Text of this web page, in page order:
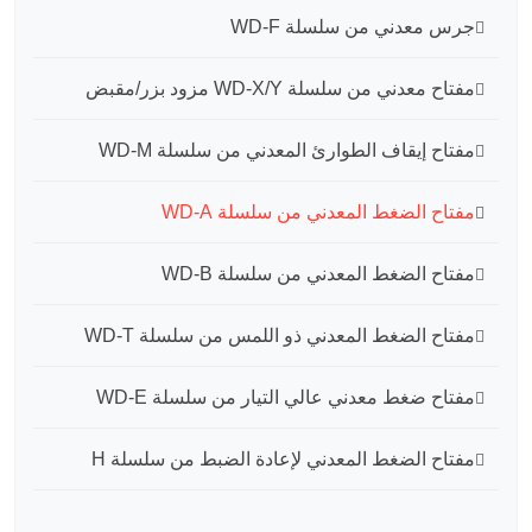
جرس معدني من سلسلة WD-F
مفتاح معدني من سلسلة WD-X/Y مزود بزر/مقبض
مفتاح إيقاف الطوارئ المعدني من سلسلة WD-M
مفتاح الضغط المعدني من سلسلة WD-A
مفتاح الضغط المعدني من سلسلة WD-B
مفتاح الضغط المعدني ذو اللمس من سلسلة WD-T
مفتاح ضغط معدني عالي التيار من سلسلة WD-E
مفتاح الضغط المعدني لإعادة الضبط من سلسلة H